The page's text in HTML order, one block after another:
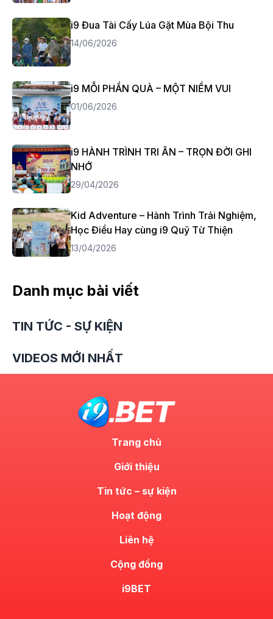
i9 Đua Tài Cấy Lúa Gặt Mùa Bội Thu
14/06/2026
i9 MỖI PHẦN QUÀ – MỘT NIỀM VUI
01/06/2026
i9 HÀNH TRÌNH TRI ÂN – TRỌN ĐỜI GHI
NHỚ
29/04/2026
Kid Adventure – Hành Trình Trải Nghiệm,
Học Điều Hay cùng i9 Quỹ Từ Thiện
13/04/2026
Danh mục bài viết
TIN TỨC - SỰ KIỆN
VIDEOS MỚI NHẤT
Trang chủ
Giới thiệu
Tin tức – sự kiện
Hoạt động
Liên hệ
Cộng đồng
i9BET